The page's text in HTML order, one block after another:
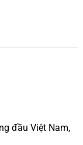
đầu Việt Nam,